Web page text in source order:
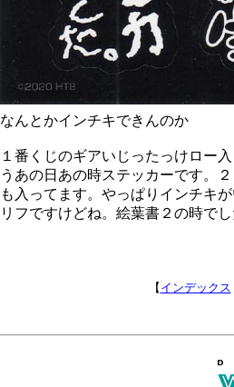
なんとかインチキできんのか
１番くじのギアいじったっけロー
うあの日あの時ステッカーです。
も入ってます。やっぱりインチキ
リフですけどね。絵葉書２の時で
【 インデックス